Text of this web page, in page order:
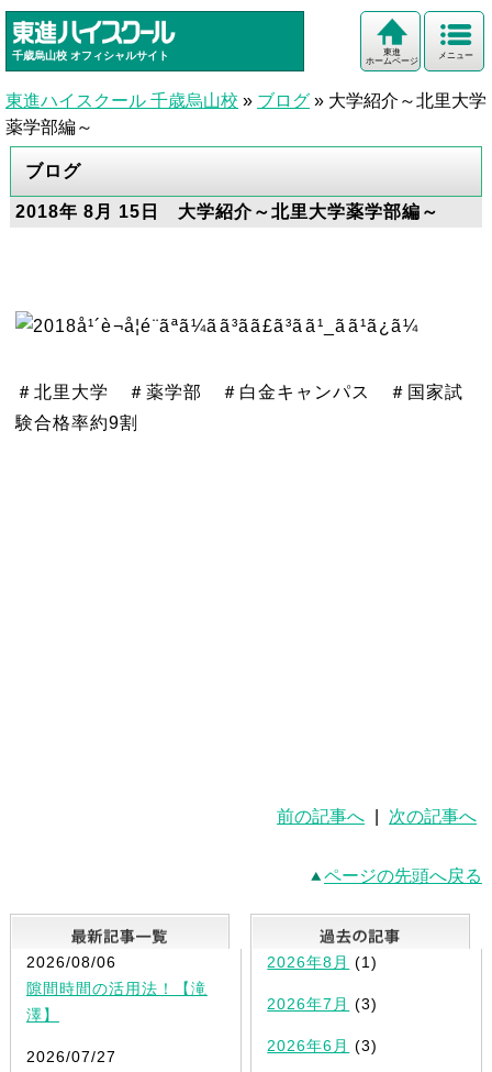
千歳烏山校 オフィシャルサイト メニュー
東進
ホームページ
東進ハイスクール 千歳烏山校 » ブログ » 大学紹介～北里大学
薬学部編～
ブログ
2018年 8月 15日 大学紹介～北里大学薬学部編～
＃北里大学 ＃薬学部 ＃白金キャンパス ＃国家試
験合格率約9割
前の記事へ 次の記事へ
ページの先頭へ戻る
最新記事一覧
2026/08/06
隙間時間の活用法！【滝
澤】
2026/07/27
2026年8月 (1)
2026年7月 (3)
2026年6月 (3)